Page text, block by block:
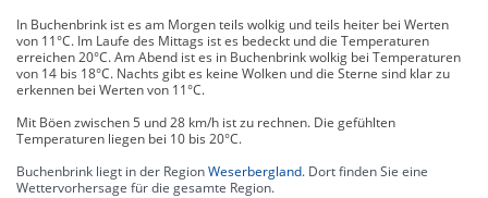
In Buchenbrink ist es am Morgen teils wolkig und teils heiter bei Werten
von 11°C. Im Laufe des Mittags ist es bedeckt und die Temperaturen
erreichen 20°C. Am Abend ist es in Buchenbrink wolkig bei Temperaturen
von 14 bis 18°C. Nachts gibt es keine Wolken und die Sterne sind klar zu
erkennen bei Werten von 11°C.
Mit Böen zwischen 5 und 28 km/h ist zu rechnen. Die gefühlten
Temperaturen liegen bei 10 bis 20°C.
Buchenbrink liegt in der RegionWeserbergland. Dort finden Sie eine
Wettervorhersage für die gesamte Region.